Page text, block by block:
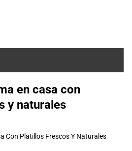
en casa con
y naturales
Con Platillos Frescos Y Naturales